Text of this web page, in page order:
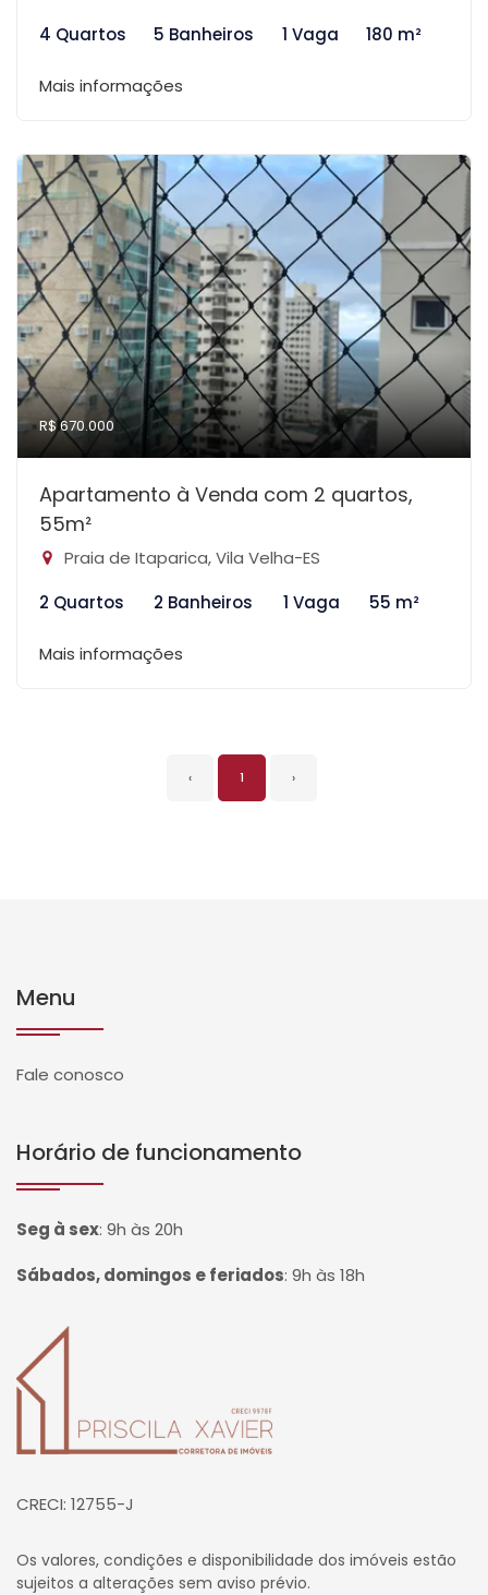
4 Quartos
5 Banheiros 1 Vaga 180 m²
Mais informações
R$ 670.000
Apartamento à Venda com 2 quartos,
55m²
Praia de Itaparica, Vila Velha-ES
2 Quartos
2 Banheiros 1 Vaga 55 m²
Mais informações
‹ 1 ›
Menu
Fale conosco
Horário de funcionamento
Seg à sex: 9h às 20h
Sábados, domingos e feriados: 9h às 18h
Página inicial
CRECI: 12755-J
Os valores, condições e disponibilidade dos imóveis estão
sujeitos a alterações sem aviso prévio.